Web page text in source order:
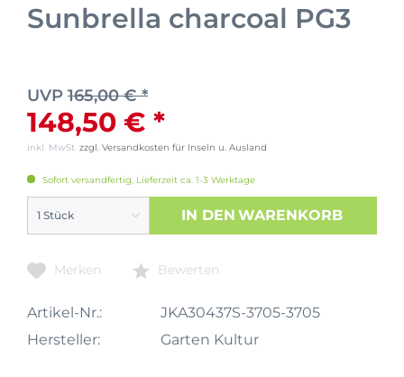
Sunbrella charcoal PG3
UVP 165,00 € *
148,50 € *
inkl. MwSt. zzgl. Versandkosten für Inseln u. Ausland
Sofort versandfertig, Lieferzeit ca. 1-3 Werktage
IN DEN WARENKORB
Merken Bewerten
Artikel-Nr.:
JKA30437S-3705-3705
Hersteller:
Garten Kultur